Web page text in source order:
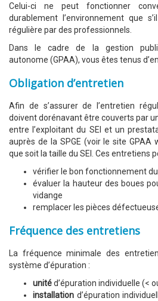
Celui-ci ne peut fonctionner
durablement l’environnement que
régulière par des professionnels.
Dans le cadre de la gestion
autonome (GPAA), vous êtes tenus
Obligation d’entretien
Afin de s’assurer de l’entretien
doivent dorénavant être couverts par
entre l’exploitant du SEI et un
auprès de la SPGE (voir le site GPAA
que soit la taille du SEI. Ces entretiens
vérifier le bon fonctionnement
évaluer la hauteur des boues
vidange
remplacer les pièces
Fréquence des entretiens
La fréquence minimale des
système d’épuration :
unitéd’épuration individuelle (<
installation d’épuration